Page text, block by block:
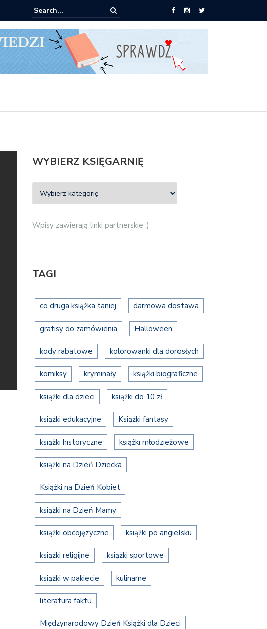
Matras: 10 książek za 69 zł
WYBIERZ KSIĘGARNIĘ
Wpisy zawierają linki partnerskie :)
TAGI
co druga książka taniej darmowa dostawa
gratisy do zamówienia Halloween
kody rabatowe kolorowanki dla dorosłych
komiksy kryminały książki biograficzne
książki dla dzieci książki do 10 zł
książki edukacyjne Książki fantasy
książki historyczne książki młodzieżowe
książki na Dzień Dziecka
Książki na Dzień Kobiet
książki na Dzień Mamy
książki obcojęzyczne książki po angielsku
książki religijne książki sportowe
książki w pakiecie kulinarne
literatura faktu
Międzynarodowy Dzień Książki dla Dzieci